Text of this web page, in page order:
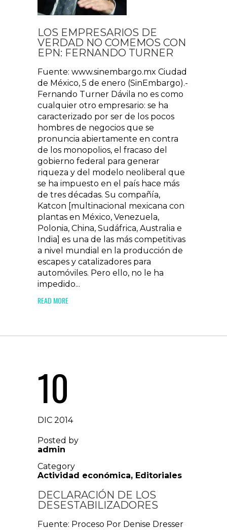
LOS EMPRESARIOS DE
VERDAD NO COMEMOS CON
EPN: FERNANDO TURNER
Fuente: www.sinembargo.mx Ciudad
de México, 5 de enero (SinEmbargo).-
Fernando Turner Dávila no es como
cualquier otro empresario: se ha
caracterizado por ser de los pocos
hombres de negocios que se
pronuncia abiertamente en contra
de los monopolios, el fracaso del
gobierno federal para generar
riqueza y del modelo neoliberal que
se ha impuesto en el país hace más
de tres décadas. Su compañía,
Katcon [multinacional mexicana con
plantas en México, Venezuela,
Polonia, China, Sudáfrica, Australia e
India] es una de las más competitivas
a nivel mundial en la producción de
escapes y catalizadores para
automóviles. Pero ello, no le ha
impedido...
READ MORE
10
DIC 2014
Posted by
admin
Category
Actividad económica, Editoriales
DECLARACIÓN DE LOS
DESESTABILIZADORES
Fuente: Proceso Por Denise Dresser